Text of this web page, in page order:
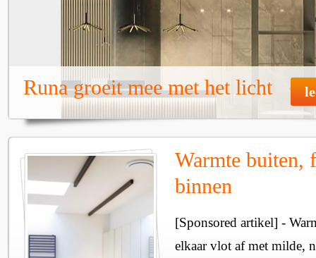
Runa groeit mee met het licht
Warmte buiten,
binnen
[Sponsored artikel] -
elkaar vlot af met milde,